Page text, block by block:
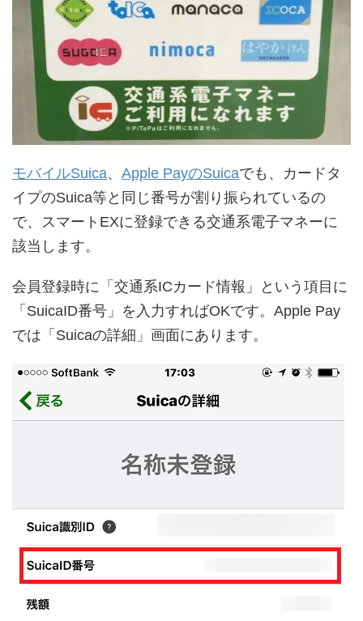
モバイルSuica、 Apple PayのSuicaでも、カードタ
イプのSuica等と同じ番号が割り振られているの
で、スマートEXに登録できる交通系電子マネーに
該当します。
会員登録時に「交通系ICカード情報」という項目に
「SuicaID番号」を入力すればOKです。Apple Pay
では「Suicaの詳細」画面にあります。